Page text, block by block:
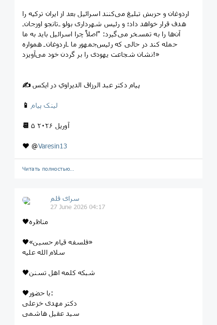
اردوغان و حزبش تبلیغ می‌کنند اسرائیل بعد از ایران ترکیه را
هدف قرار خواهد داد؛ و رئیس شهرداری بولو ـ‌تانجو اوزجان‌ـ
آن‌ها را به تمسخر می‌گیرد: "اصلاً چرا اسرائیل باید به ما
حمله کند در حالی که رئیس‌جمهور ما ـ‌اردوغان‌ـ همواره
نشان شجاعت یهودی را بر گردن خود می‌آویزد!»
✍️ پیام دکتر عبد الرزاق الدیراوي در ایکس
📱 لینک پیام
📆 ۵ آوریل ۲۰۲۶
❤️ @Varesin13
Читать полностью…
سرای قلم
27 June 2026 04:17
🖤مناظره
🖤«فلسفه قیام حسین»
سلام الله علیه
🖤شبکه کلمه اهل تسنن
🖤با حضور:
دکتر مهدی خزعلی
سید عقیل هاشمی